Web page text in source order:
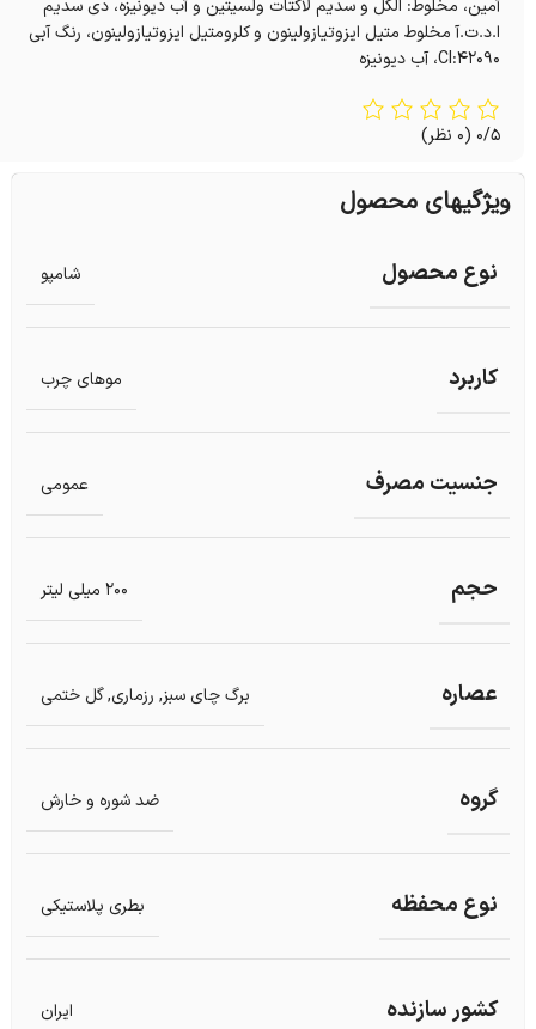
آمین، مخلوط: الکل و سدیم لاکتات ولسیتین و آب دیونیزه، دی سدیم
ا.د.ت.آ مخلوط متیل ایزوتیازولینون و کلرومتیل ایزوتیازولینون، رنگ آبی
CI:42090، آب دیونیزه
0/5 (0 نظر)
ویژگیهای محصول
نوع محصول شامپو
کاربرد موهای چرب
جنسیت مصرف عمومی
حجم 200 میلی لیتر
عصاره برگ چای سبز, رزماری,گل ختمی
گروه ضد شوره و خارش
نوع محفظه بطری پلاستیکی
کشور سازنده ایران